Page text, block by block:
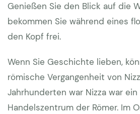
Genießen Sie den Blick auf die
bekommen Sie während eines
den Kopf frei.
Wenn Sie Geschichte lieben,
römische Vergangenheit von
Jahrhunderten war Nizza war
Handelszentrum der Römer. Im